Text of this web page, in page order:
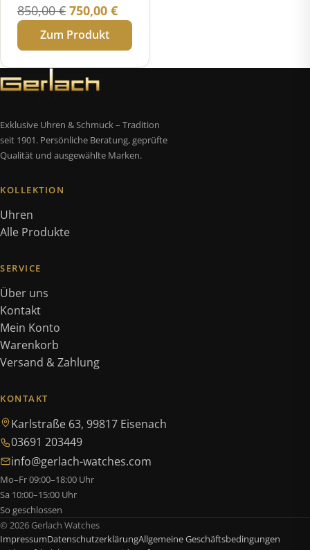
850,00€ Ursprünglicher
Preis
war:
850,00 €
750,00 €Aktueller
Preis
ist:
750,00 €.
Zum Produkt
Exklusive Uhren & Schmuck – Tradition
seit 1901. Persönliche Beratung, geprüfte
Qualität und ausgewählte Marken.
KOLLEKTION
Uhren
Alle Produkte
SERVICE
Über uns
Kontakt
Mein Konto
Warenkorb
Versand & Zahlung
KONTAKT
Karlstraße 63, 99817 Eisenach
03691 203449
info@gerlach-watches.com
Mo–Fr 09:00–18:00 Uhr
Sa 10:00–15:00 Uhr
So geschlossen
© 2026 Gerlach Watches
ImpressumDatenschutzerklärungAllgemeine Geschäftsbedingungen